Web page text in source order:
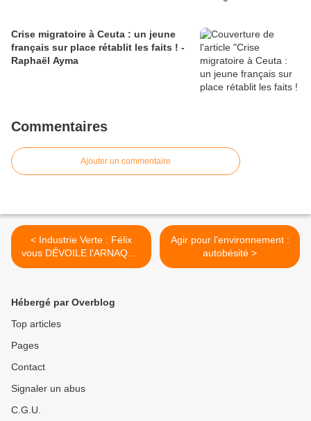
Crise migratoire à Ceuta : un jeune
français sur place rétablit les faits ! -
Raphaël Ayma
Commentaires
Ajouter un commentaire
< Industrie Verte : Félix
vous DÉVOILE l'ARNAQUE
de MACRON !
Agir pour l'environnement :
autobésité >
Hébergé par Overblog
Top articles
Pages
Contact
Signaler un abus
C.G.U.